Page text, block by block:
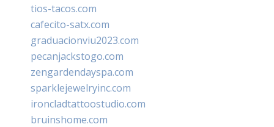
tios-tacos.com
cafecito-satx.com
graduacionviu2023.com
pecanjackstogo.com
zengardendayspa.com
sparklejewelryinc.com
ironcladtattoostudio.com
bruinshome.com